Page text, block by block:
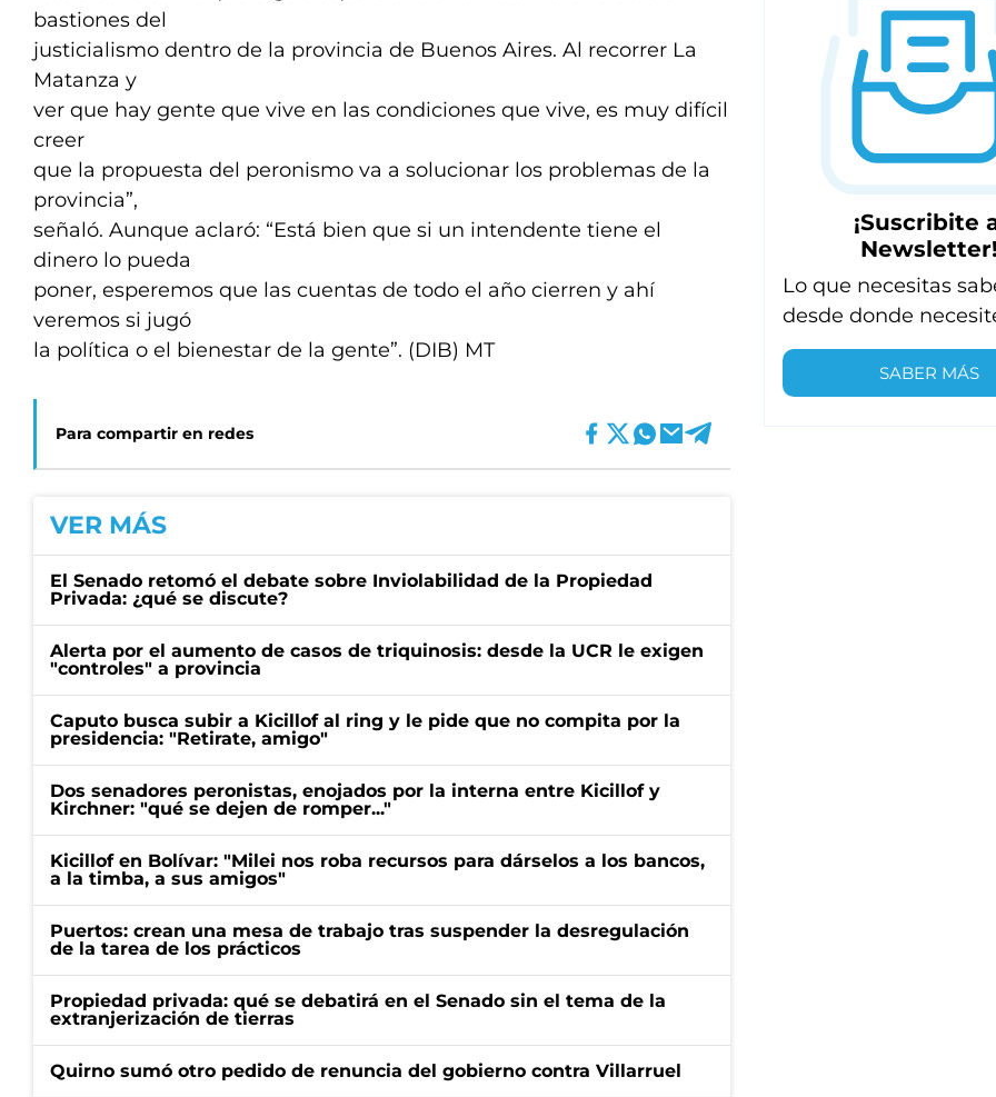
bastiones del
justicialismo dentro de la provincia de Buenos Aires. Al recorrer La
Matanza y
ver que hay gente que vive en las condiciones que vive, es muy difícil
creer
que la propuesta del peronismo va a solucionar los problemas de la
provincia”,
señaló. Aunque aclaró: “Está bien que si un intendente tiene el
dinero lo pueda
poner, esperemos que las cuentas de todo el año cierren y ahí
veremos si jugó
la política o el bienestar de la gente”. (DIB) MT
Para compartir en redes
VER MÁS
El Senado retomó el debate sobre Inviolabilidad de la Propiedad
Privada: ¿qué se discute?
Alerta por el aumento de casos de triquinosis: desde la UCR le exigen
"controles" a provincia
Caputo busca subir a Kicillof al ring y le pide que no compita por la
presidencia: "Retirate, amigo"
Dos senadores peronistas, enojados por la interna entre Kicillof y
Kirchner: "qué se dejen de romper..."
Kicillof en Bolívar: "Milei nos roba recursos para dárselos a los bancos,
a la timba, a sus amigos"
Puertos: crean una mesa de trabajo tras suspender la desregulación
de la tarea de los prácticos
Propiedad privada: qué se debatirá en el Senado sin el tema de la
extranjerización de tierras
Quirno sumó otro pedido de renuncia del gobierno contra Villarruel
¡Suscribite
Newsletter!
Lo que necesitas
desde donde
SABER MÁS